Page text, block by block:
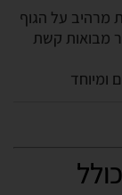
על הגוף
מבואות קשת
ומיוחד